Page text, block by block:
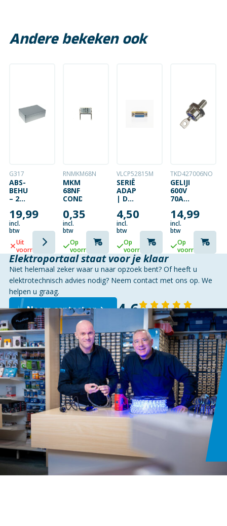
Andere bekeken ook
G317
ABS-
BEHUIZING
– 222
X
55MM
DONKERGRIJS
WATERBESTENDIG
19,99
incl.
btw
Uit
voorraad
RNMKM68N
MKM
68NF
CONDENSATOR
0,35
incl.
btw
Op
voorraad
VLCP52815M
SERIËLE
ADAPTER
| D-
15-
PINS
FEMALE
– D-
SUB
15-
PINS
FEMALE
4,50
incl.
btw
Op
voorraad
TKD427006NO
600V
70A
OP
SCHROEF
14,99
incl.
btw
Op
voorraad
Elektroportaal staat voor je klaar
Niet helemaal zeker waar u naar opzoek bent? Of heeft u
elektrotechnisch advies nodig? Neem contact met ons op. We
helpen u graag.
Neem contact op 4,6 143 reviews